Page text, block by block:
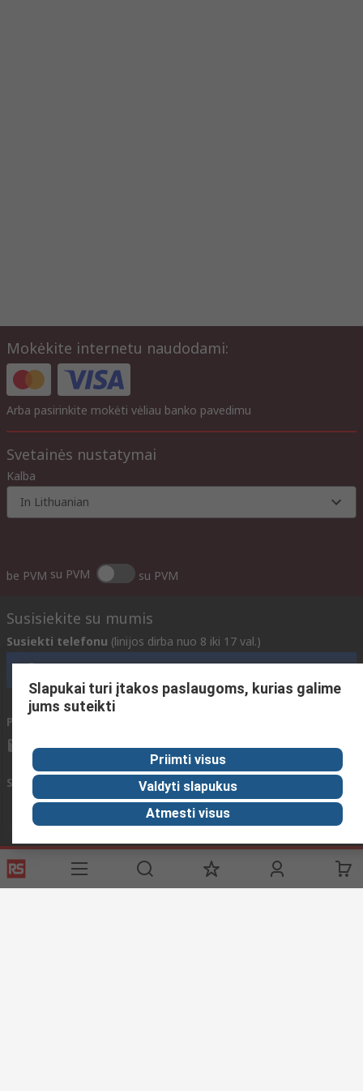
Mokėkite internetu naudodami:
Arba pasirinkite mokėti vėliau banko pavedimu
Svetainės nustatymai
Kalba
In Lithuanian
be PVM su PVM su PVM
Susisiekite su mumis
Susiekti telefonu (linijos dirba nuo 8 iki 17 val.)
Parašykite mums el. paštu
sales@rsdelivers.lt
Susisiekite su mumis
Naudingos nuorodos
Pagalba
Apie RS
Atradimas
Slapukai turi įtakos paslaugoms, kurias galime
jums suteikti
Priimti visus
Valdyti slapukus
Atmesti visus